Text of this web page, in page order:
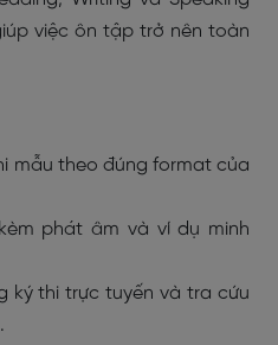
việc ôn tập trở nên toàn
mẫu theo đúng format của
phát âm và ví dụ minh
ký thi trực tuyến và tra cứu